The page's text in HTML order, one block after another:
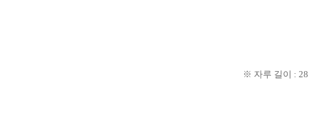
※ 자루 길이 :